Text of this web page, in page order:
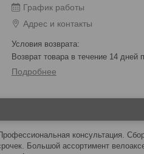
График работы
Адрес и контакты
возврат товара в течение 14 дней
Подробнее
консультация.
Большой ассортимент